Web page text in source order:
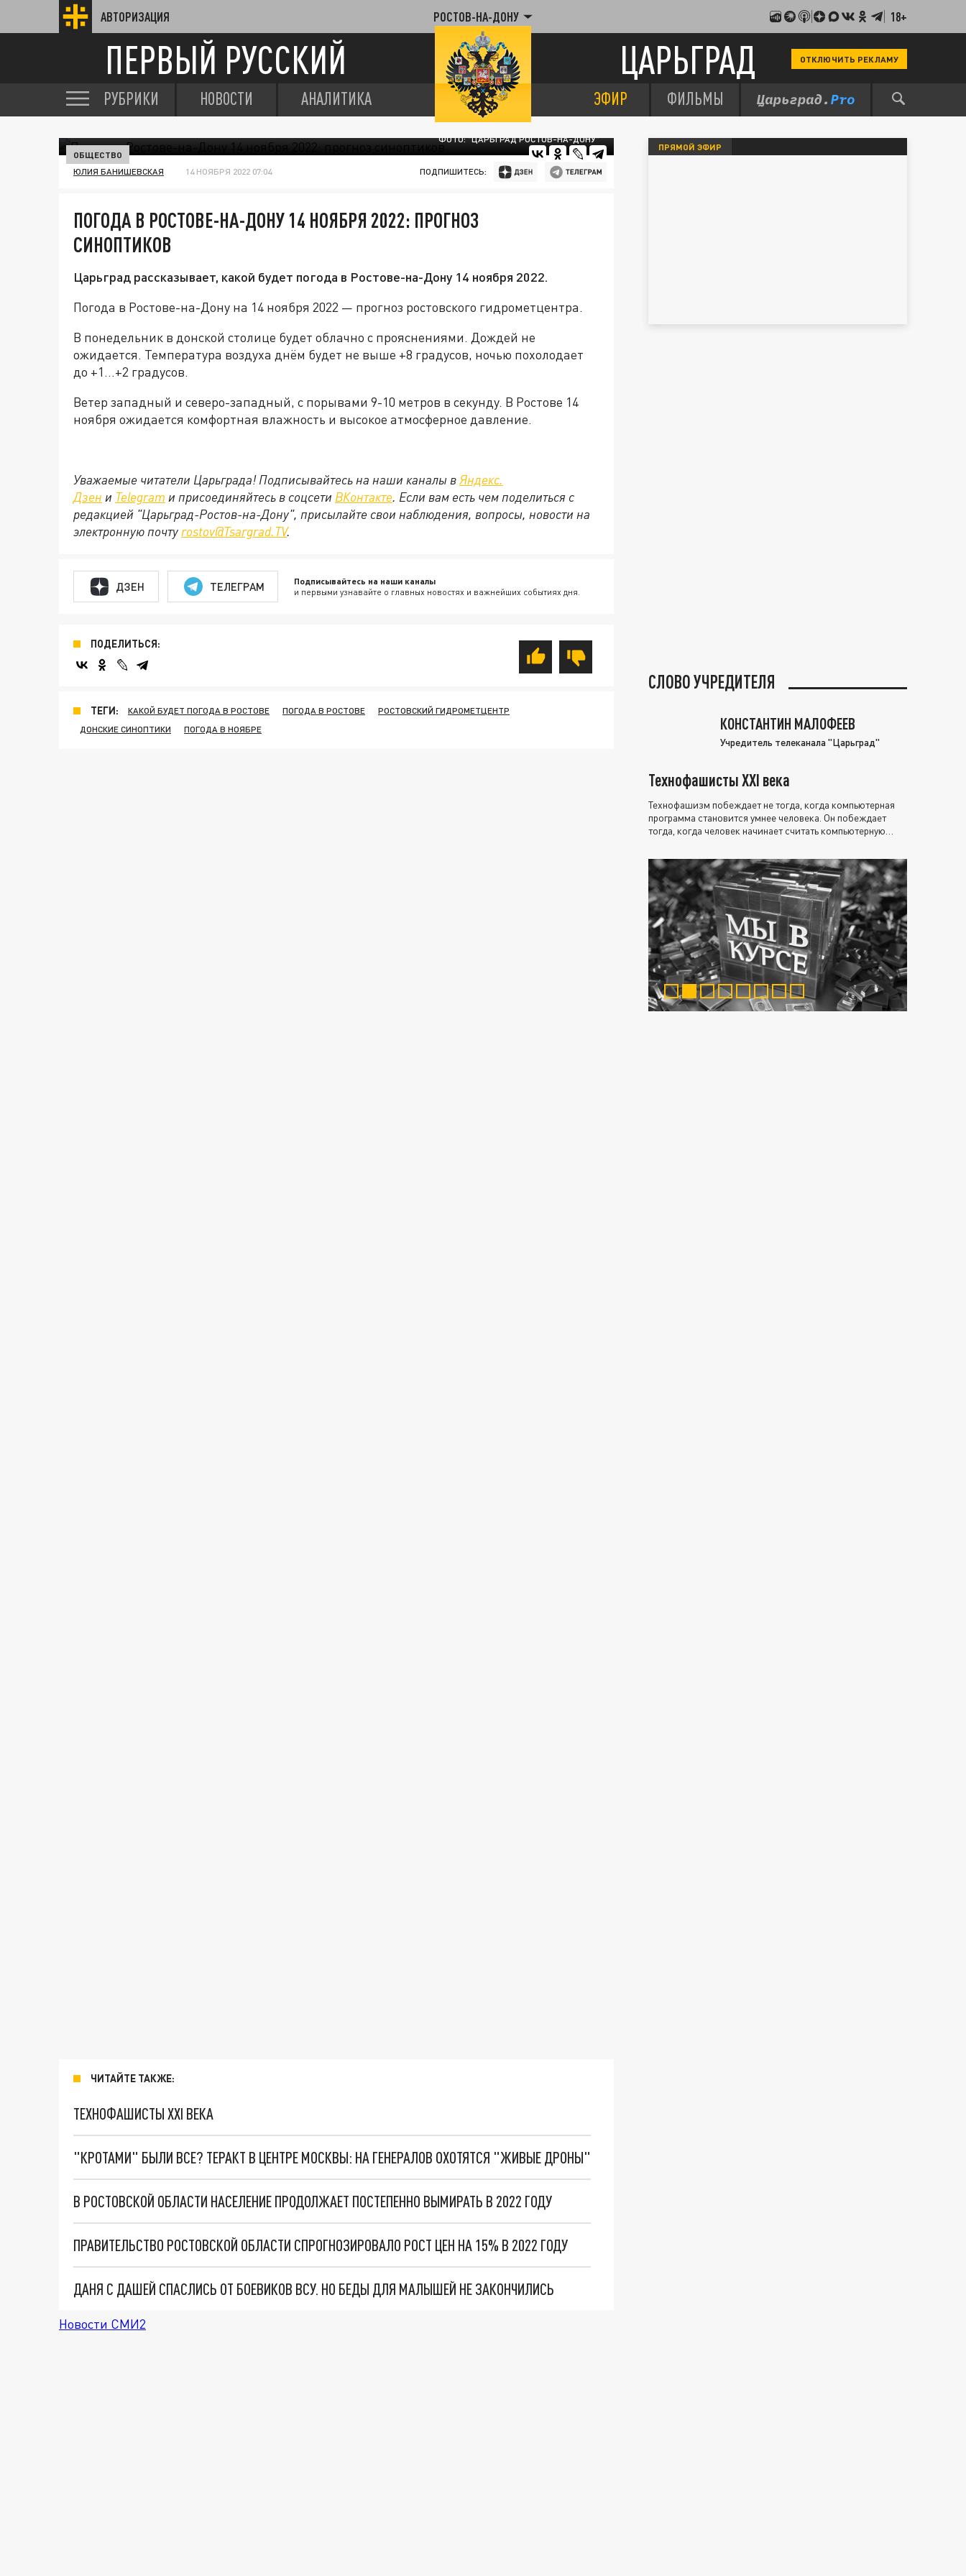
АВТОРИЗАЦИЯ РОСТОВ-НА-ДОНУ 18+
ПЕРВЫЙ РУССКИЙ ЦАРЬГРАД ОТКЛЮЧИТЬ РЕКЛАМУ
РУБРИКИ НОВОСТИ АНАЛИТИКА ЭФИР ФИЛЬМЫ
ФОТО: "ЦАРЬГРАД РОСТОВ-НА-ДОНУ"
ОБЩЕСТВО
ЮЛИЯ БАНИШЕВСКАЯ 14 НОЯБРЯ 2022 07:04 ПОДПИШИТЕСЬ:
ПОГОДА В РОСТОВЕ-НА-ДОНУ 14 НОЯБРЯ 2022: ПРОГНОЗ
СИНОПТИКОВ
Царьград рассказывает, какой будет погода в Ростове-на-Дону 14 ноября 2022.
Погода в Ростове-на-Дону на 14 ноября 2022 — прогноз ростовского гидрометцентра.
В понедельник в донской столице будет облачно с прояснениями. Дождей не
ожидается. Температура воздуха днём будет не выше +8 градусов, ночью похолодает
до +1…+2 градусов.
Ветер западный и северо-западный, с порывами 9-10 метров в секунду. В Ростове 14
ноября ожидается комфортная влажность и высокое атмосферное давление.
Уважаемые читатели Царьграда! Подписывайтесь на наши каналы вЯндекс.
Дзен и Telegram и присоединяйтесь в соцсети ВКонтакте. Если вам есть чем поделиться с
редакцией "Царьград-Ростов-на-Дону", присылайте свои наблюдения, вопросы, новости на
электронную почту rostov@Tsargrad.ТV.
ДЗЕН ТЕЛЕГРАМ Подписывайтесь на наши каналы
и первыми узнавайте о главных новостях и важнейших событиях дня.
ПОДЕЛИТЬСЯ:
ТЕГИ: КАКОЙ БУДЕТ ПОГОДА В РОСТОВЕ ПОГОДА В РОСТОВЕ
РОСТОВСКИЙ ГИДРОМЕТЦЕНТР
ДОНСКИЕ СИНОПТИКИ
ПОГОДА В НОЯБРЕ
ЧИТАЙТЕ ТАКЖЕ:
ТЕХНОФАШИСТЫ XXI ВЕКА
"КРОТАМИ" БЫЛИ ВСЕ? ТЕРАКТ В ЦЕНТРЕ МОСКВЫ: НА ГЕНЕРАЛОВ ОХОТЯТСЯ "ЖИВЫЕ ДРОНЫ"
В РОСТОВСКОЙ ОБЛАСТИ НАСЕЛЕНИЕ ПРОДОЛЖАЕТ ПОСТЕПЕННО ВЫМИРАТЬ В 2022 ГОДУ
ПРАВИТЕЛЬСТВО РОСТОВСКОЙ ОБЛАСТИ СПРОГНОЗИРОВАЛО РОСТ ЦЕН НА 15% В 2022 ГОДУ
ДАНЯ С ДАШЕЙ СПАСЛИСЬ ОТ БОЕВИКОВ ВСУ. НО БЕДЫ ДЛЯ МАЛЫШЕЙ НЕ ЗАКОНЧИЛИСЬ
Новости СМИ2
ПРЯМОЙ ЭФИР
СЛОВО УЧРЕДИТЕЛЯ
КОНСТАНТИН МАЛОФЕЕВ
Учредитель телеканала "Царьград"
Технофашисты XXI века
Технофашизм побеждает не тогда, когда компьютерная
программа становится умнее человека. Он побеждает
тогда, когда человек начинает считать компьютерную